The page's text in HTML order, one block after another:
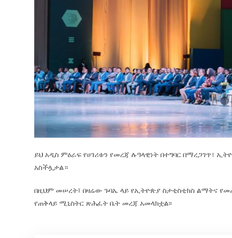
ይህ አዲስ ምዕራፍ የሀገሪቱን የመረጃ ሉዓላዊነት በተግባር በማረጋገጥ፣
አስችሏታል።
በዚህም መሠረት፤ በዛሬው ጉባኤ ላይ የኢትዮጵያ ስታቲስቲክስ ልማትና
የጠቅላይ ሚኒስትር ጽሕፈት ቤት መረጃ አመላክቷል፡፡